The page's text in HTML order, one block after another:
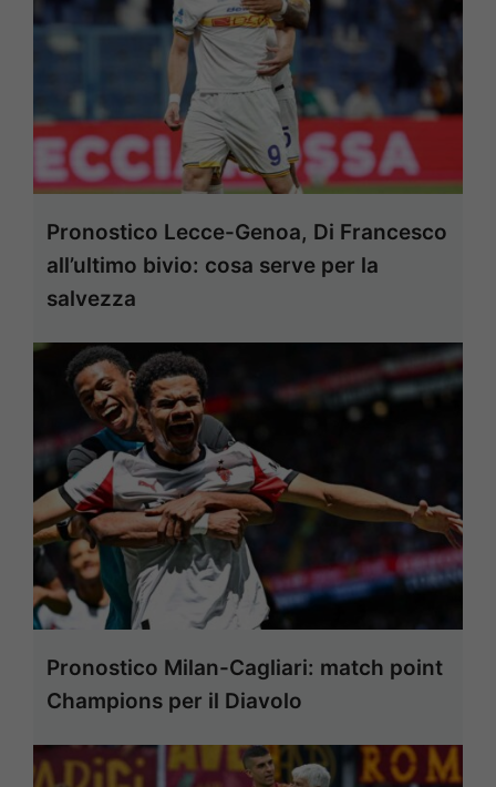
Pronostico Lecce-Genoa, Di Francesco
all’ultimo bivio: cosa serve per la
salvezza
Pronostico Milan-Cagliari: match point
Champions per il Diavolo